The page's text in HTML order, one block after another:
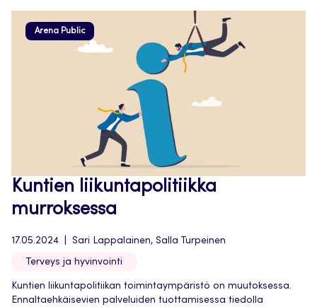
Arena Public
Kuntien liikuntapolitiikka
murroksessa
17.05.2024 Sari Lappalainen, Salla Turpeinen
Terveys ja hyvinvointi
Kuntien liikuntapolitiikan toimintaympäristö on muutoksessa.
Ennaltaehkäisevien palveluiden tuottamisessa tiedolla